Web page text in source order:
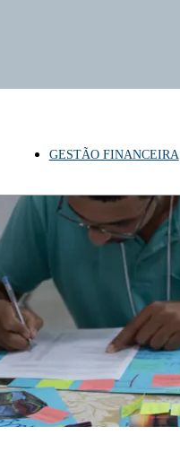
GESTÃO FINANCEIRA